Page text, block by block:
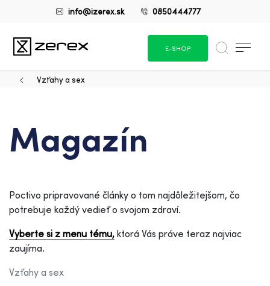
info@izerex.sk 0850444777
E-SHOP
Vzťahy a sex
Magazín
Poctivo pripravované články o tom najdôležitejšom, čo
potrebuje každý vedieť o svojom zdraví.
Vyberte si z menu tému, ktorá Vás práve teraz najviac
zaujíma.
Vzťahy a sex